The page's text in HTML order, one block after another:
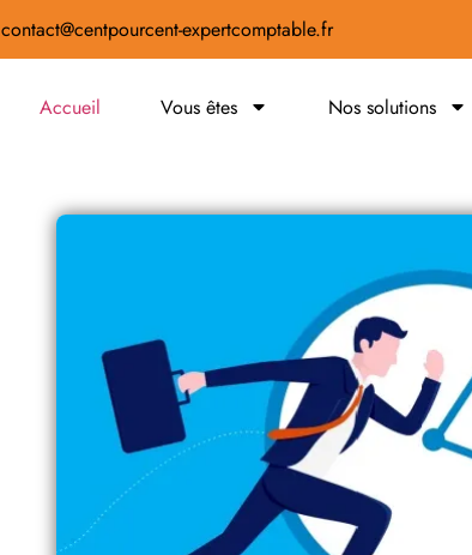
contact@centpourcent-expertcomptable.fr
Accueil Vous êtes Nos solutions